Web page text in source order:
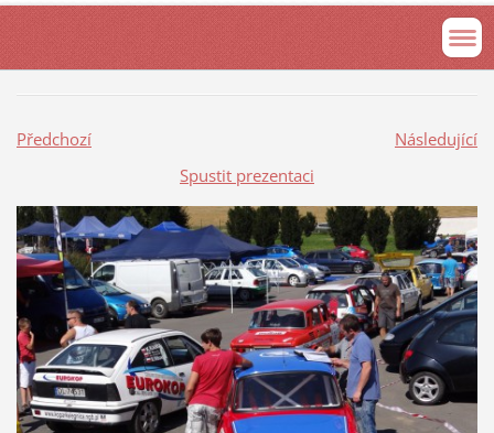
Předchozí
Následující
Spustit prezentaci